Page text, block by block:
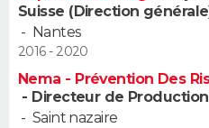
Suisse (Direction
- Nantes
2016 - 2020
Nema - Prévention Des
- Directeur de
- Saint nazaire